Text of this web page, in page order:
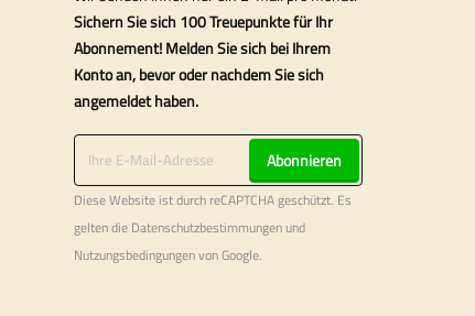
Sichern Sie sich 100 Treuepunkte für Ihr
Abonnement! Melden Sie sich bei Ihrem
Konto an, bevor oder nachdem Sie sich
angemeldet haben.
Abonnieren
Diese Website ist durch reCAPTCHA geschützt. Es
gelten die Datenschutzbestimmungenund
Nutzungsbedingungenvon Google.